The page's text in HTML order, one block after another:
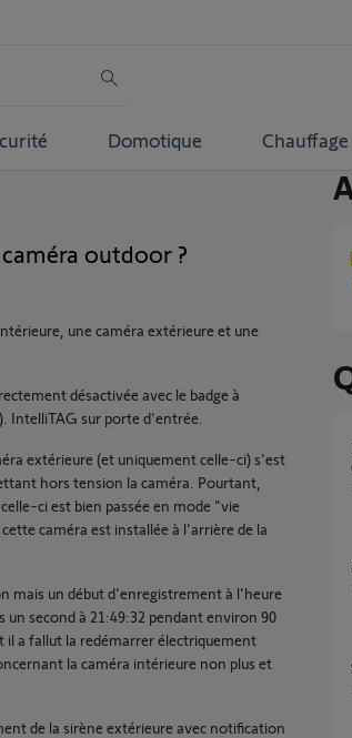
Domotique Chauffage
outdoor ?
une caméra extérieure et une
désactivée avec le badge à
IntelliTAG sur porte d'entrée.
extérieure (et uniquement celle-ci) s'est
hors tension la caméra. Pourtant,
ci est bien passée en mode "vie
caméra est installée à l'arrière de la
mais un début d'enregistrement à l'heure
un second à 21:49:32 pendant environ 90
il a fallut la redémarrer électriquement
la caméra intérieure non plus et
de la sirène extérieure avec notification